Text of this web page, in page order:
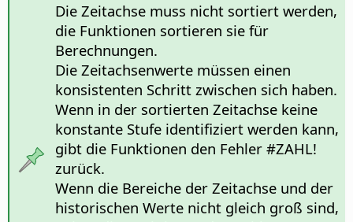
Die Zeitachse muss nicht sortiert werden,
die Funktionen sortieren sie für
Berechnungen.
Die Zeitachsenwerte müssen einen
konsistenten Schritt zwischen sich haben.
Wenn in der sortierten Zeitachse keine
konstante Stufe identifiziert werden kann,
gibt die Funktionen den Fehler #ZAHL!
zurück.
Wenn die Bereiche der Zeitachse und der
historischen Werte nicht gleich groß sind,